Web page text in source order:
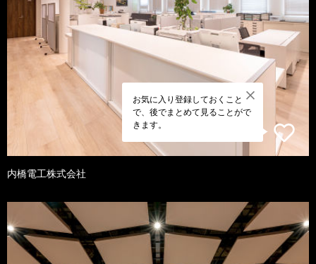
お気に入り登録しておくこと
で、後でまとめて見ることがで
きます。
内橋電工株式会社